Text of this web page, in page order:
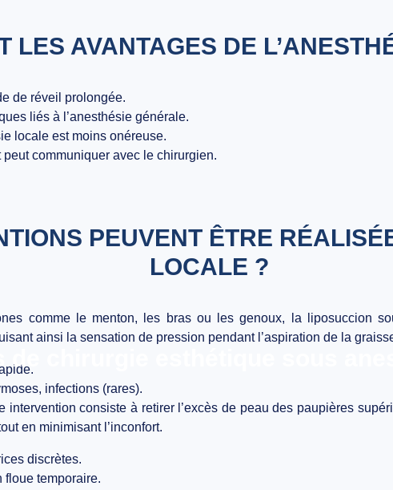
de chirurgie esthétique sous
LES AVANTAGES DE
de réveil prolongée.
liés à l’anesthésie générale.
locale est moins onéreuse.
peut communiquer avec le chirurgien.
PEUVENT ÊTRE
LOCALE ?
comme le menton, les bras ou les genoux, la liposuccion
ainsi la sensation de pression pendant l’aspiration de la
infections (rares).
intervention consiste à retirer l’excès de peau des paupières
en minimisant l’inconfort.
discrètes.
floue temporaire.